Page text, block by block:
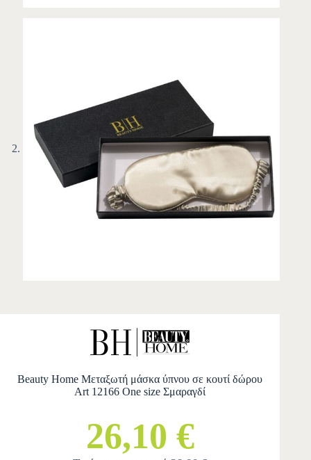
Beauty Home Μεταξωτή μάσκα ύπνου σε κουτί δώρου
Art 12166 One size Σμαραγδί
26,10 €